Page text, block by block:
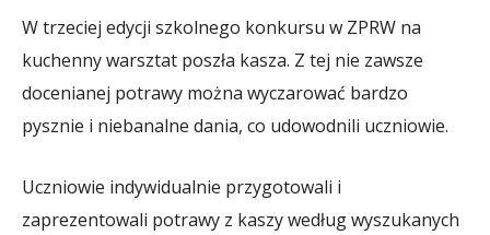
W trzeciej edycji szkolnego konkursu w ZPRW na
kuchenny warsztat poszła kasza. Z tej nie zawsze
docenianej potrawy można wyczarować bardzo
pysznie i niebanalne dania, co udowodnili uczniowie.
Uczniowie indywidualnie przygotowali i
zaprezentowali potrawy z kaszy według wyszukanych